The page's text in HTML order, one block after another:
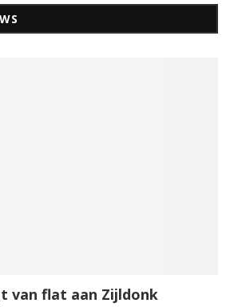
van flat aan Zijldonk